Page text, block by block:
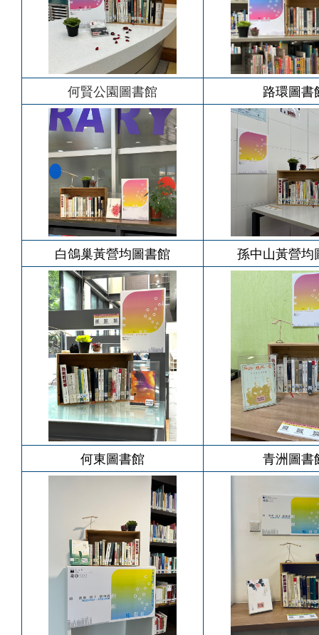
何賢公園圖書館 路環圖書
白鴿巢黃營均圖書館 孫中山黃營均
何東圖書館 青洲圖書